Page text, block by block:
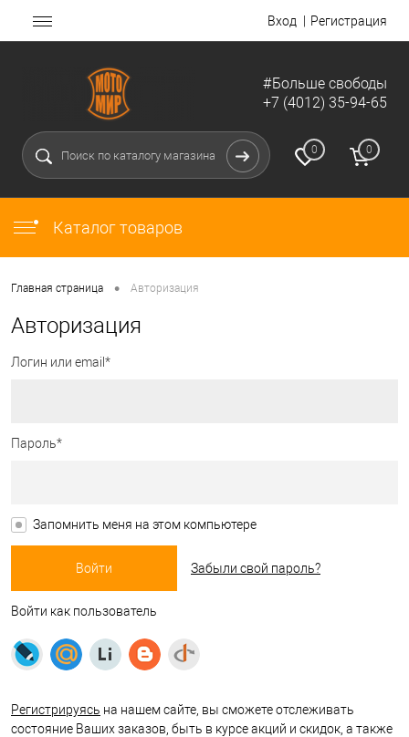
Вход Регистрация
#Больше свободы
+7 (4012) 35-94-65
0 0
Каталог товаров
Главная страница • Авторизация
Авторизация
Логин или email*
Пароль*
Запомнить меня на этом компьютере
Забыли свой пароль?
Войти как пользователь
Регистрируясь на нашем сайте, вы сможете отслеживать
состояние Ваших заказов, быть в курсе акций и скидок, а также